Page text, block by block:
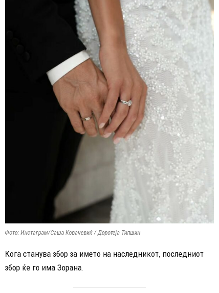
Фото: Инстаграм/Саша Ковачевиќ / Доротеја Типшин
Кога станува збор за името на наследникот, последниот
збор ќе го има Зорана.